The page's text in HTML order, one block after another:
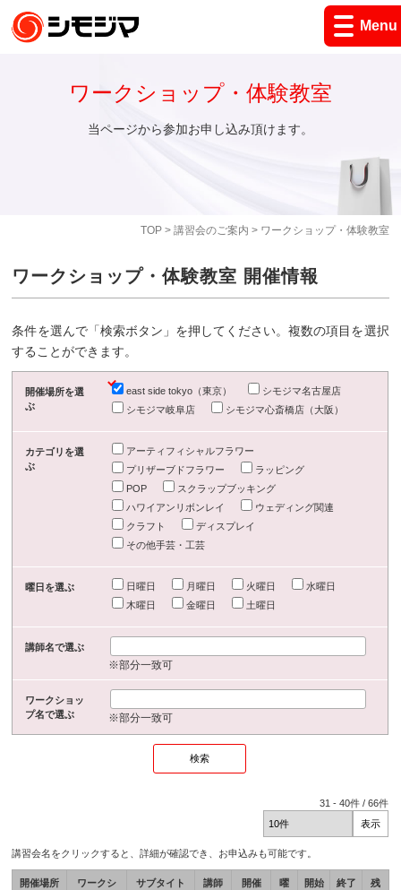
Menu
TOP> 講習会のご案内 > ワークショップ・体験教室
ワークショップ・体験教室
当ページから参加お申し込み頂けます。
ワークショップ・体験教室 開催情報
条件を選んで「検索ボタン」を押してください。複数の項目を選択
することができます。
開催場所を選
ぶ
east side tokyo（東京）
シモジマ名古屋店
シモジマ岐阜店
シモジマ心斎橋店（大阪）
カテゴリを選
ぶ
アーティフィシャルフラワー
プリザーブドフラワー
ラッピング
POP
スクラップブッキング
ハワイアンリボンレイ
ウェディング関連
クラフト
ディスプレイ
その他手芸・工芸
曜日を選ぶ 日曜日 月曜日 火曜日
水曜日
木曜日
金曜日 土曜日
講師名で選ぶ
※部分一致可
ワークショッ
プ名で選ぶ
※部分一致可
31 -40件 /66件
講習会名をクリックすると、詳細が確認でき、お申込みも可能です。
開催場所
ワークシ
サブタイト
講師
開催
曜
開始
終了
残